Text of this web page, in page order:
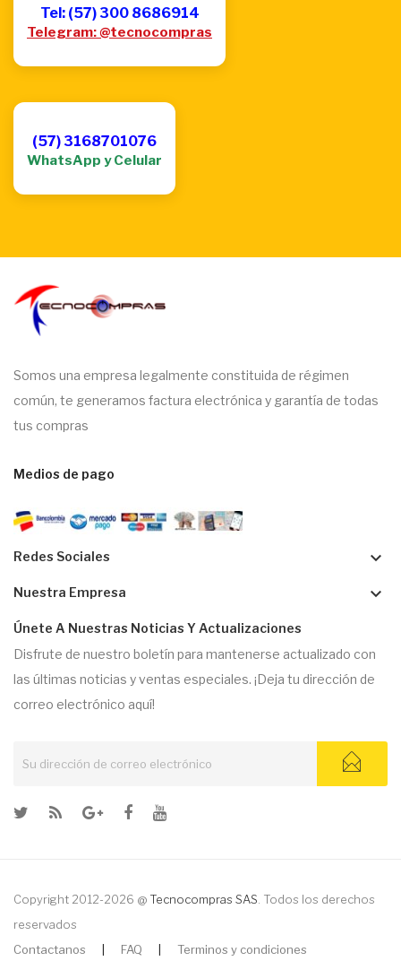
Tel: (57) 300 8686914
Telegram: @tecnocompras
(57) 3168701076
WhatsApp y Celular
Somos una empresa legalmente constituida de régimen
común, te generamos factura electrónica y garantía de todas
tus compras
Medios de pago
Redes Sociales keyboard_arrow_down
Nuestra Empresa keyboard_arrow_down
Únete A Nuestras Noticias Y Actualizaciones
Disfrute de nuestro boletín para mantenerse actualizado con
las últimas noticias y ventas especiales. ¡Deja tu dirección de
correo electrónico aquí!
Copyright 2012-2026 @ Tecnocompras SAS . Todos los derechos
reservados
Contactanos
FAQ Terminos y condiciones